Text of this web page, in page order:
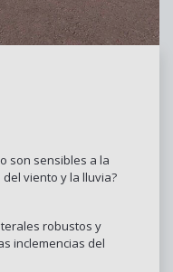
son sensibles a la
viento y la lluvia?
robustos y
inclemencias del